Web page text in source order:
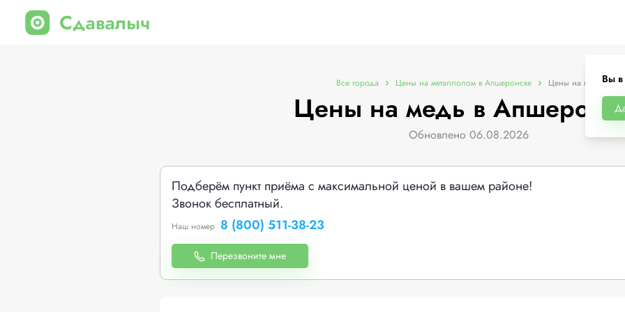
Вы
Все города Цены на металлолом в Апшеронске Цены на медь
Цены на медь в
Обновлено 06.08.2026
Подберём пункт приёма с максимальной ценой в вашем районе!
Звонок бесплатный.
Наш номер 8 (800) 511-38-23
Перезвоните мне